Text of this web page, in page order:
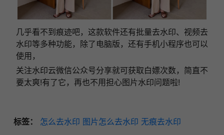
几乎看不到痕迹吧，这款软件还有批量去水印、视频去
水印等多种功能，除了电脑版，还有手机小程序也可以
使用，
关注水印云微信公众号分享就可获取白嫖次数，简直不
要太爽!有了它，再也不用担心图片水印问题啦!
标签： 怎么去水印 图片怎么去水印 无痕去水印